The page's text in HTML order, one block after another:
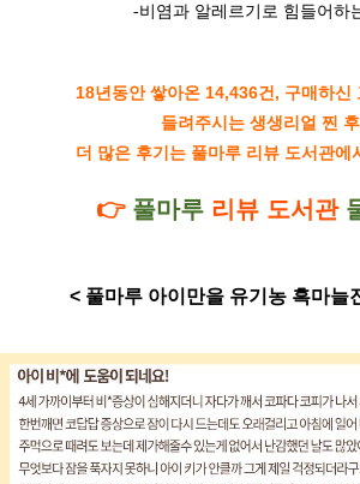
-비염과 알레르기로 힘들어하
18년동안 쌓아온 14,436건, 구매하신
들려주시는 생생리얼 찐 후
더 많은 후기는 풀마루 리뷰 도서관에
👉 풀마루 리뷰 도서관
< 풀마루 아이만을 유기농 흑마늘